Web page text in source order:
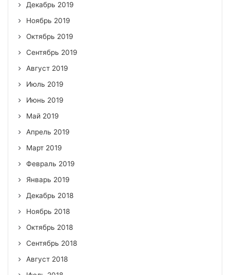
Декабрь 2019
Ноябрь 2019
Октябрь 2019
Сентябрь 2019
Август 2019
Июль 2019
Июнь 2019
Май 2019
Апрель 2019
Март 2019
Февраль 2019
Январь 2019
Декабрь 2018
Ноябрь 2018
Октябрь 2018
Сентябрь 2018
Август 2018